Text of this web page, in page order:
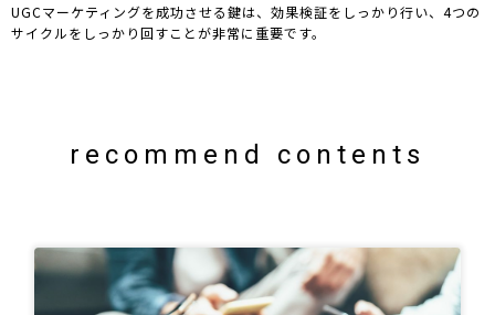
UGCマーケティングを成功させる鍵は、効果検証をしっかり行い、4つの
サイクルをしっかり回すことが非常に重要です。
recommend contents